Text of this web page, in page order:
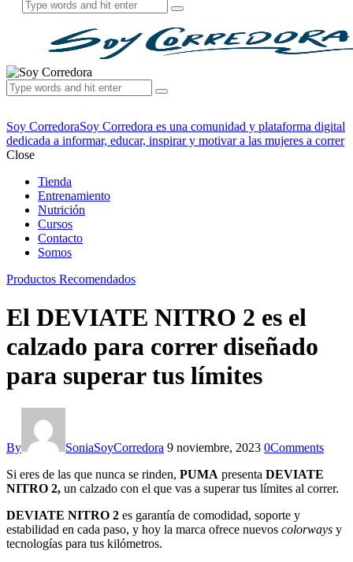
Soy CorredoraSoy Corredora es una comunidad y plataforma digital
dedicada a informar, educar, inspirar y motivar a las mujeres a correr
Close
Tienda
Entrenamiento
Nutrición
Cursos
Contacto
Somos
Productos Recomendados
El DEVIATE NITRO 2 es el
calzado para correr diseñado
para superar tus límites
By SoniaSoyCorredora 9 noviembre, 2023 0Comments
Si eres de las que nunca se rinden, PUMA presenta DEVIATE
NITRO 2, un calzado con el que vas a superar tus límites al correr.
DEVIATE NITRO 2 es garantía de comodidad, soporte y
estabilidad en cada paso, y hoy la marca ofrece nuevos colorways y
tecnologías para tus kilómetros.